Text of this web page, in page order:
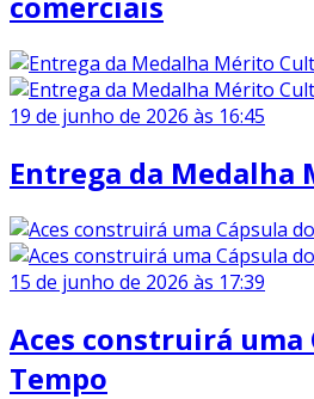
19 de junho de 2026 às 16:45
Entrega da
15 de junho de 2026 às 17:39
Aces construirá uma
Tempo